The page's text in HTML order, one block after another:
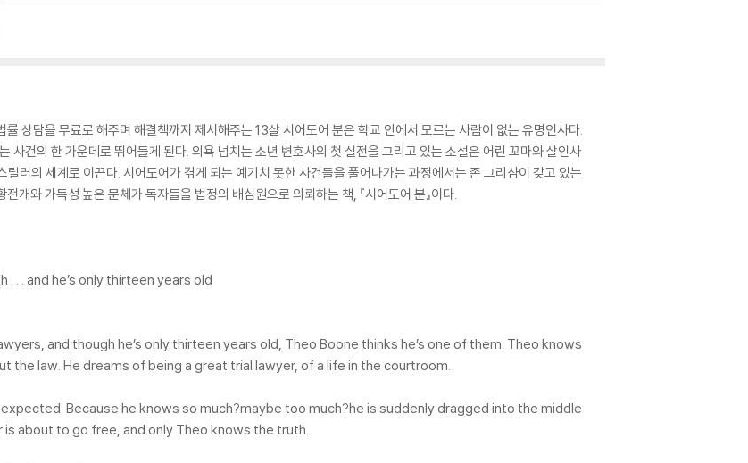
상담을 무료로 해주며 해결책까지 제시해주는 13살 시어도어 분은 학교 안에서 모르는 사람이 없는 유명인사다.
사건의 한 가운데로 뛰어들게 된다. 의욕 넘치는 소년 변호사의 첫 실전을 그리고 있는 소설은 어린 꼬마와 살인사
러의 세계로 이끈다. 시어도어가 겪게 되는 예기치 못한 사건들을 풀어나가는 과정에서는 존 그리샴이 갖고 있는
개와 가독성 높은 문체가 독자들을 법정의 배심원으로 의뢰하는 책, 『시어도어 분』이다.
. . and he’s only thirteen years old
and though he’s only thirteen years old, Theo Boone thinks he’s one of them. Theo knows
the law. He dreams of being a great trial lawyer, of a life in the courtroom.
Because he knows so much?maybe too much?he is suddenly dragged into the middle
about to go free, and only Theo knows the truth.